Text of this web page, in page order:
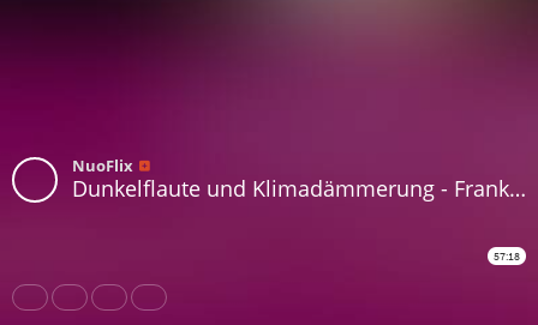
NuoFlix
Dunkelflaute und Klimadämmerung - Frank Hennig bei Cafe Plus
57:18
Share Like